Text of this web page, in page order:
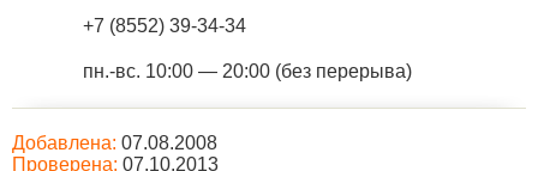
+7 (8552) 39-34-34
пн.-вс. 10:00 — 20:00 (без перерыва)
Добавлена: 07.08.2008
Проверена: 07.10.2013